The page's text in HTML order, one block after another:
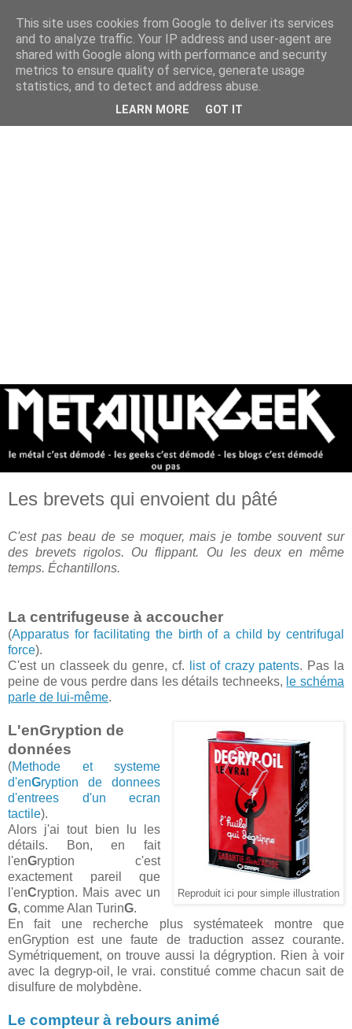
Les brevets qui envoient du pâté
C'est pas beau de se moquer, mais je tombe souvent sur
des brevets rigolos. Ou flippant. Ou les deux en même
temps. Échantillons.
La centrifugeuse à accoucher
(Apparatus for facilitating the birth of a child by centrifugal
force).
C'est un classeek du genre, cf.
list of crazy patents. Pas la
peine de vous perdre dans les détails techneeks, le schéma
parle de lui-même.
Reproduit ici pour simple illustration
L'enGryption de
données
(Methode et systeme
d'enGryption de donnees
d'entrees d'un ecran
tactile).
Alors j'ai tout bien lu les
détails. Bon, en fait
l'enGryption c'est
exactement pareil que
l'enCryption. Mais avec un
G, comme Alan TurinG.
En fait une recherche plus systémateek montre que
enGryption est une faute de traduction assez courante.
Symétriquement, on trouve aussi la dégryption. Rien à voir
avec la degryp-oil, le vrai. constitué comme chacun sait de
disulfure de molybdène.
Le compteur à rebours animé
This site uses cookies from Google to deliver its services
and to analyze traffic. Your IP address and user-agent are
shared with Google along with performance and security
metrics to ensure quality of service, generate usage
statistics, and to detect and address abuse.
LEARN MORE GOT IT